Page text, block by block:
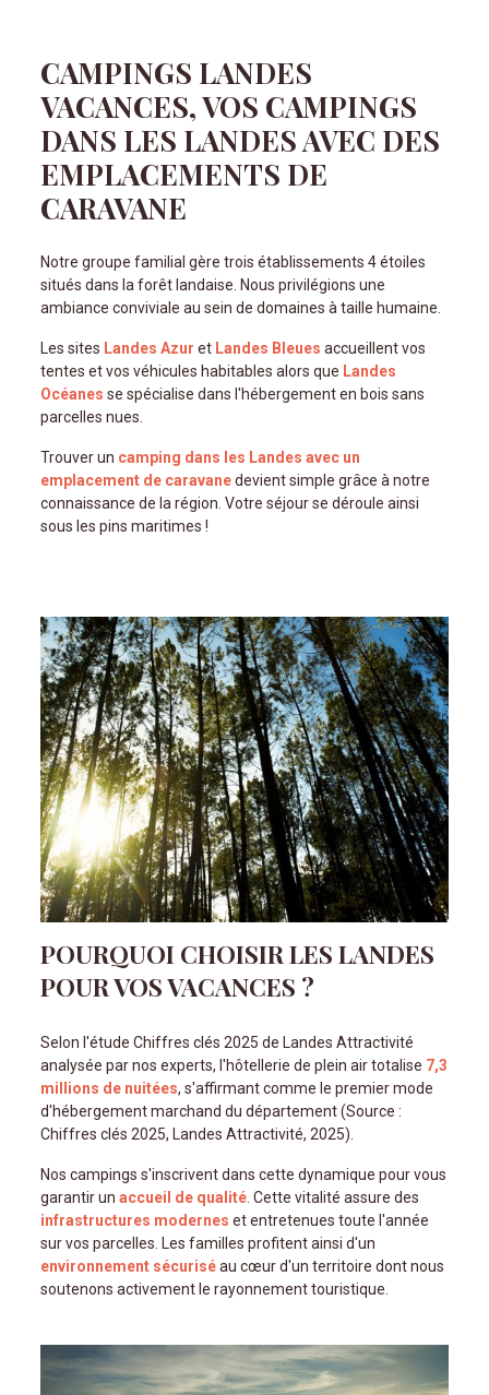
CAMPINGS LANDES
VACANCES, VOS CAMPINGS
DANS LES LANDES AVEC DES
EMPLACEMENTS DE
CARAVANE
Notre groupe familial gère trois établissements 4 étoiles
situés dans la forêt landaise. Nous privilégions une
ambiance conviviale au sein de domaines à taille humaine.
Les sites Landes Azur et Landes Bleues accueillent vos
tentes et vos véhicules habitables alors que Landes
Océanes se spécialise dans l'hébergement en bois sans
parcelles nues.
Trouver un camping dans les Landes avec un
emplacement de caravanedevient simple grâce à notre
connaissance de la région. Votre séjour se déroule ainsi
sous les pins maritimes !
POURQUOI CHOISIR LES LANDES
POUR VOS VACANCES ?
Selon l'étude Chiffres clés 2025 de Landes Attractivité
analysée par nos experts, l'hôtellerie de plein air totalise 7,3
millions de nuitées, s'affirmant comme le premier mode
d'hébergement marchand du département (Source :
Chiffres clés 2025, Landes Attractivité, 2025).
Nos campings s'inscrivent dans cette dynamique pour vous
garantir unaccueil de qualité . Cette vitalité assure des
infrastructures modernes et entretenues toute l'année
sur vos parcelles. Les familles profitent ainsi d'un
environnement sécuriséau cœur d'un territoire dont nous
soutenons activement le rayonnement touristique.